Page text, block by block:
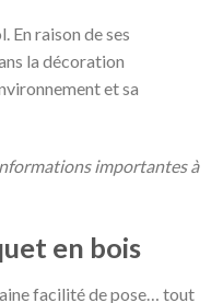
En raison de ses
la décoration
et sa
importantes à
en bois
facilité de pose… tout